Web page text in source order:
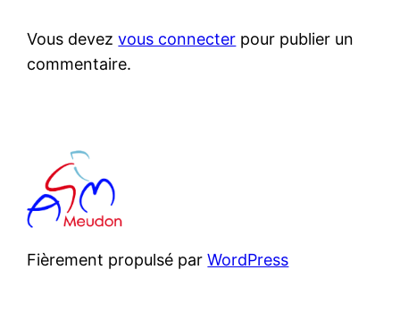
Vous devezvous connecter pour publier un
commentaire.
Fièrement propulsé parWordPress